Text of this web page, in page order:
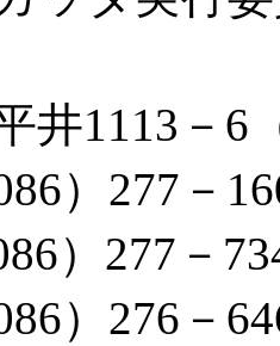
井1113－6
）277－
）277－
）276－